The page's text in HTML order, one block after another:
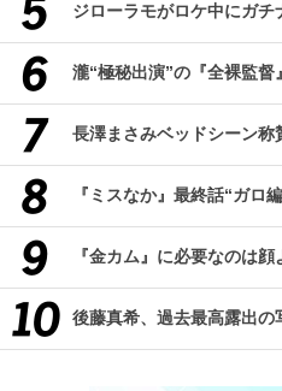
ジローラモがロケ中にガチ
瀧“極秘出演”の『全裸監督
長澤まさみベッドシーン称
『ミスなか』最終話“ガロ
『金カム』に必要なのは顔
後藤真希、過去最高露出の